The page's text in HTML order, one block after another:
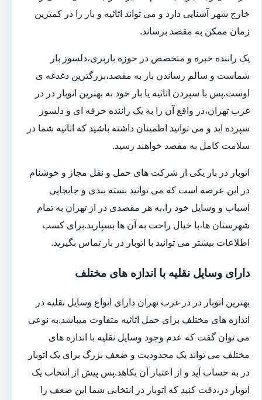
خارج شهر آشنایی دارد و می تواند اثاثیه و بار را در کمترین
زمان ممکن به مقصد برساند.
یک راننده خبره و متخصص در حوزه باربری،دلسوز بار
شماست و سالم رساندن بار به مقصد،بزرگترین دغدغه ی
اوست.پس با سپردن اثاثیه یا بار خود به بهترین اتوبار در در
غرب تهران،در واقع آن را به یک راننده حرفه ای و دلسوز
سپرده اید و می توانید اطمینان داشته باشید که اثاثیه شما در
سلامت کامل به مقصد خواهند رسید.
اتوبار در بار یکی از شرکت های حمل و نقل مجاز و خوشنام
در این عرصه است که می توانید بسته بندی و جابجایی
اسباب و وسایل خود را،به هر مقصدی در از تهران به تمام
شهرستان ها،با خیال راحت به آن ها بسپارید.برای کسب
اطلاعات بیشتر می توانید با اتوبار در بار تماس بگیرید.
دارای وسایل نقلیه با اندازه های مختلف
بهترین اتوبار در در غرب تهران دارای انواع وسایل نقلیه در
اندازه های مختلف برای حمل اثاثیه متفاوت می‎باشد.به نوعی
می توان گفت که عدم وجود وسایل نقلیه با اندازه های
مختلف می تواند یک محدودیت و ضعف بزرگ برای یک اتوبار
در به حساب آید و از اعتبار آن بکاهد.پس پیش از انتخاب یک
اتوبار در،دقت کنید که اتوبار در انتخابی شما این ضعف را